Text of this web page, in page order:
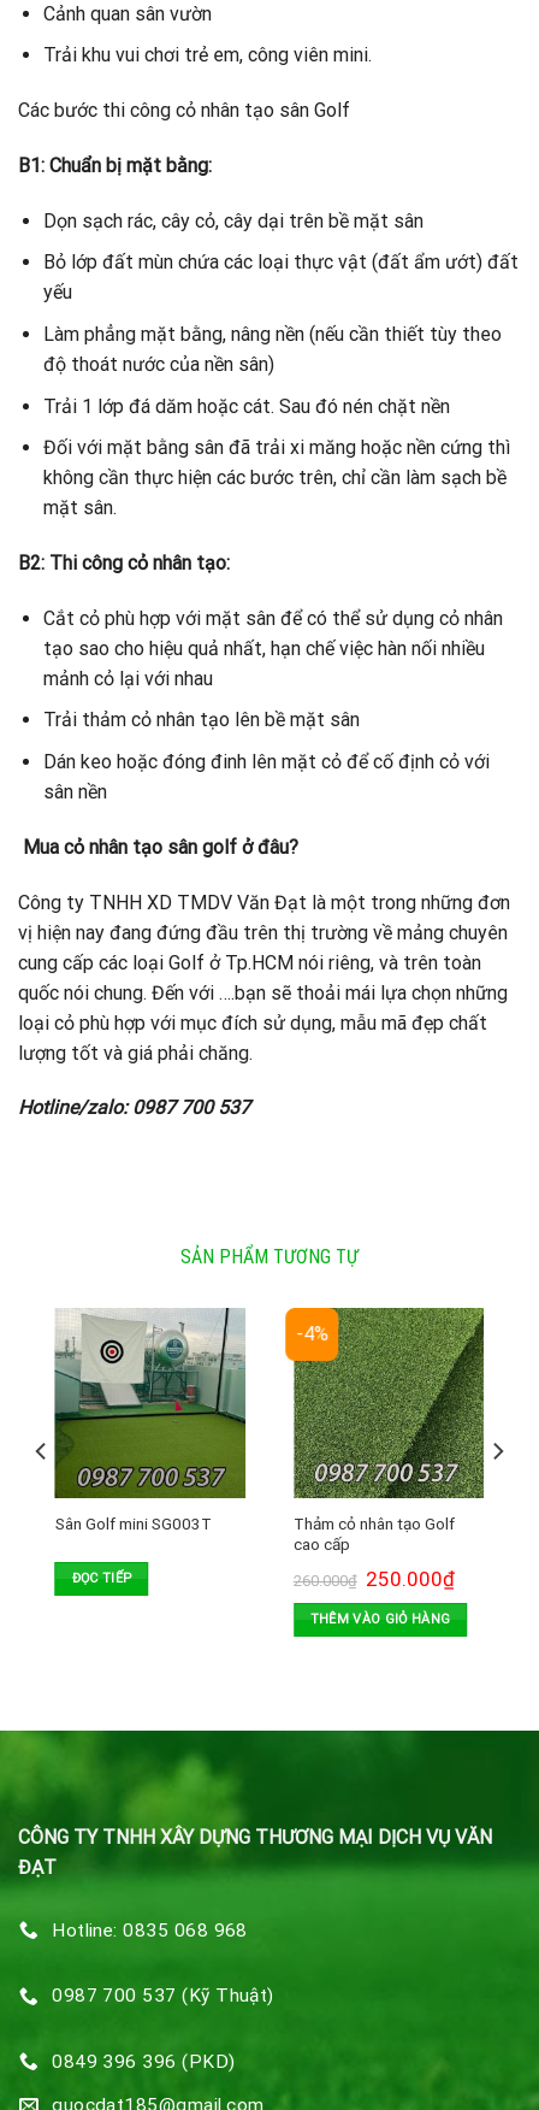
Cảnh quan sân vườn
Trải khu vui chơi trẻ em, công viên mini.
Các bước thi công cỏ nhân tạo sân Golf
B1: Chuẩn bị mặt bằng:
Dọn sạch rác, cây cỏ, cây dại trên bề mặt sân
Bỏ lớp đất mùn chứa các loại thực vật (đất ẩm ướt) đất
yếu
Làm phẳng mặt bằng, nâng nền (nếu cần thiết tùy theo
độ thoát nước của nền sân)
Trải 1 lớp đá dăm hoặc cát. Sau đó nén chặt nền
Đối với mặt bằng sân đã trải xi măng hoặc nền cứng thì
không cần thực hiện các bước trên, chỉ cần làm sạch bề
mặt sân.
B2: Thi công cỏ nhân tạo:
Cắt cỏ phù hợp với mặt sân để có thể sử dụng cỏ nhân
tạo sao cho hiệu quả nhất, hạn chế việc hàn nối nhiều
mảnh cỏ lại với nhau
Trải thảm cỏ nhân tạo lên bề mặt sân
Dán keo hoặc đóng đinh lên mặt cỏ để cố định cỏ với
sân nền
Mua cỏ nhân tạo sân golf ở đâu?
Công ty TNHH XD TMDV Văn Đạt là một trong những đơn
vị hiện nay đang đứng đầu trên thị trường về mảng chuyên
cung cấp các loại Golf ở Tp.HCM nói riêng, và trên toàn
quốc nói chung. Đến với ….bạn sẽ thoải mái lựa chọn những
loại cỏ phù hợp với mục đích sử dụng, mẫu mã đẹp chất
lượng tốt và giá phải chăng.
Hotline/zalo: 0987 700 537
SẢN PHẨM TƯƠNG TỰ
Sân Golf mini SG003T
ĐỌC TIẾP
-4%
Thảm cỏ nhân tạo Golf
cao cấp
260.000₫ 250.000₫
THÊM VÀO GIỎ HÀNG
CÔNG TY TNHH XÂY DỰNG THƯƠNG MẠI DỊCH VỤ VĂN
ĐẠT
Hotline: 0835 068 968
0987 700 537 (Kỹ Thuật)
0849 396 396 (PKD)